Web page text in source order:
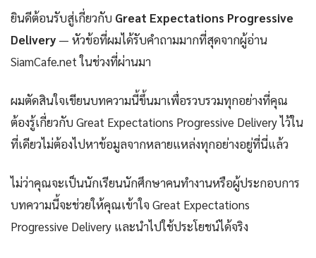
ยินดีต้อนรับสู่เกี่ยวกับ Great Expectations Progressive
Delivery — หัวข้อที่ผมได้รับคำถามมากที่สุดจากผู้อ่าน
SiamCafe.net ในช่วงที่ผ่านมา
ผมตัดสินใจเขียนบทความนี้ขึ้นมาเพื่อรวบรวมทุกอย่างที่คุณ
ต้องรู้เกี่ยวกับ Great Expectations Progressive Delivery ไว้ใน
ที่เดียวไม่ต้องไปหาข้อมูลจากหลายแหล่งทุกอย่างอยู่ที่นี่แล้ว
ไม่ว่าคุณจะเป็นนักเรียนนักศึกษาคนทำงานหรือผู้ประกอบการ
บทความนี้จะช่วยให้คุณเข้าใจ Great Expectations
Progressive Delivery และนำไปใช้ประโยชน์ได้จริง